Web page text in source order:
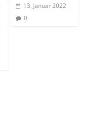
13. Januar 2022
0